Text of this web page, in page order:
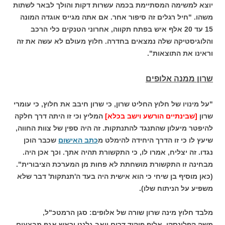
יוצא למשימה המסתיימת בכמה עשרות דקות והולך לבאר לשתות
משהו. "חיל רגלים זה סיפור אחר. אם אתה מגייס אוגדה המונה
15 עד 20 אלף איש בפתח תקווה, אחרוני הטנקים כלי הרכב
והלוגיסטיקה שלה נמצאים בחדרה. חלוץ מעולם לא עשה את זה
וראינו את התוצאות".
שרון ממנה אלופים
"על מינויו של חלוץ החליט שרון, כי שרון חיבב את חלוץ, כי עומרי
שרון [שבינתיים הורשע וישב בכלא] המליץ וכי זו היתה דרך חלקה
להיפטר מיעלון שהתנגד להתנתקות. זה היה ספין של צוות החווה,
שיעץ לו כי זו הדרך היחידה להימלט מכתב האישום שכבר הוכן
נגדו. זה יצליח, אמרו לו, כי התקשורת תהיה אתך. וכך אכן היה.
מבחינה זו התקשורת מושחתת לא פחות מן המערכת הציבורית".
(כאן מוסיף בן שיחי כי הוא אישית היה בעד ה'תנתקות' דבר שלא
משפיע על הניתוח שלו).
מלבד חלוץ מינה שרון שורה של אלופים: סגן הרמטכ"ל,